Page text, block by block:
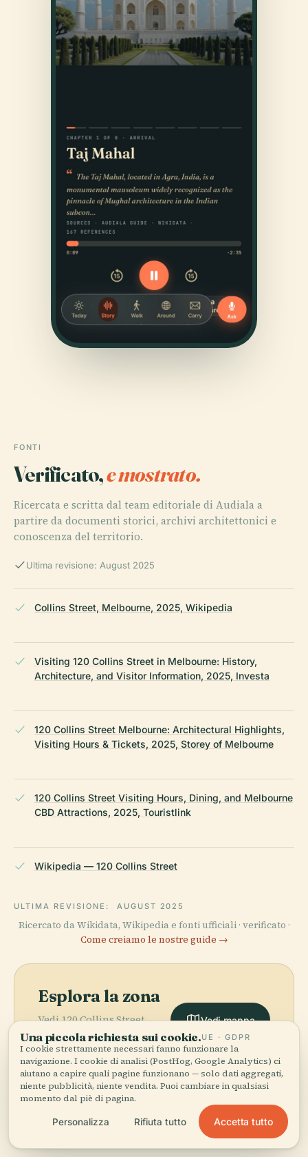
FONTI
Verificato,e mostrato.
Ricercata e scritta dal team editoriale di Audiala a
partire da documenti storici, archivi architettonici e
conoscenza del territorio.
Ultima revisione: August 2025
Collins Street, Melbourne, 2025, Wikipedia
Visiting 120 Collins Street in Melbourne: History,
Architecture, and Visitor Information, 2025, Investa
120 Collins Street Melbourne: Architectural Highlights,
Visiting Hours & Tickets, 2025, Storey of Melbourne
120 Collins Street Visiting Hours, Dining, and Melbourne
CBD Attractions, 2025, Touristlink
Wikipedia — 120 Collins Street
ULTIMA REVISIONE: AUGUST 2025
Ricercato da Wikidata, Wikipedia e fonti ufficiali · verificato ·
Come creiamo le nostre guide →
Esplora la zona
Vedi 120 Collins Street
sulla mappa e scopri cosa
c'è nei dintorni.
Vedi mappa
Melbourne.
Una piccola richiesta sui cookie.UE · GDPR
I cookie strettamente necessari fanno funzionare la
navigazione. I cookie di analisi (PostHog, Google Analytics) ci
aiutano a capire quali pagine funzionano — solo dati aggregati,
niente pubblicità, niente vendita. Puoi cambiare in qualsiasi
momento dal piè di pagina.
Personalizza Rifiuta tutto Accetta tutto